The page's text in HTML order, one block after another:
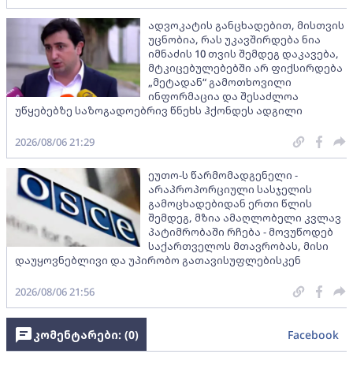
ადვოკატის განცხადებით, მისთვის
უცნობია, რას უკავშირდება ნია
იმნაძის 10 თვის შემდეგ დაკავება,
მტკიცებულებებში არ ფიქსირდება
„მეტადან“ გამოთხოვილი
ინფორმაცია და შესაძლოა
უწყებებზე საზოგადოებრივ წნეხს ჰქონდეს ადგილი
2026/08/06 21:29
ეუთო-ს წარმომადგენელი -
არაპროპორციული სასჯელის
გამოცხადებიდან ერთი წლის
შემდეგ, მზია ამაღლობელი კვლავ
პატიმრობაში რჩება - მოვუწოდებ
საქართველოს მთავრობას, მისი
დაუყოვნებლივი და უპირობო გათავისუფლებისკენ
2026/08/06 21:56
კომენტარები: (0) Facebook